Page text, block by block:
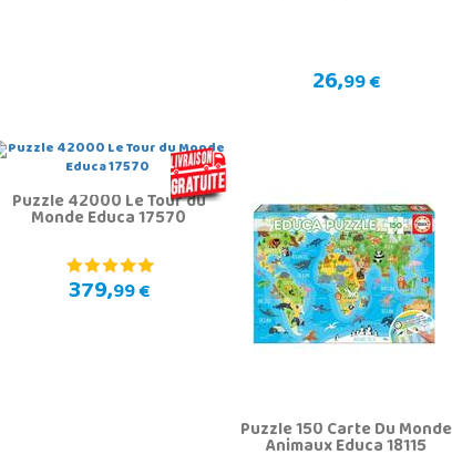
26,99 €
Puzzle 42000 Le Tour du
Monde Educa 17570
379,99 €
Puzzle 150 Carte Du Monde
Animaux Educa 18115